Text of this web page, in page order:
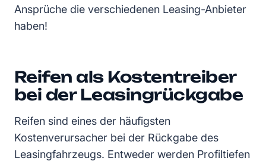
Ansprüche die verschiedenen Leasing-Anbieter
haben!
Reifen als Kostentreiber
bei der Leasingrückgabe
Reifen sind eines der häufigsten
Kostenverursacher bei der Rückgabe des
Leasingfahrzeugs. Entweder werden Profiltiefen